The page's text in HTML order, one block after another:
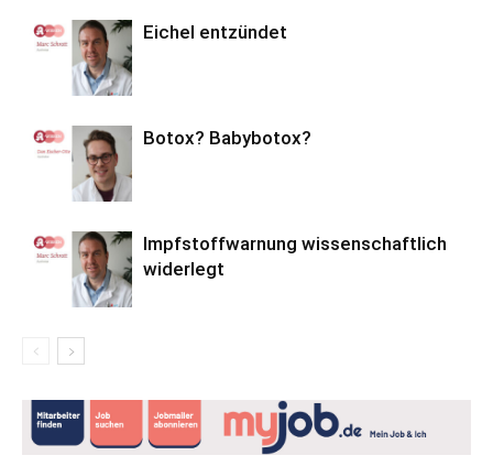
Eichel entzündet
Botox? Babybotox?
Impfstoffwarnung wissenschaftlich
widerlegt